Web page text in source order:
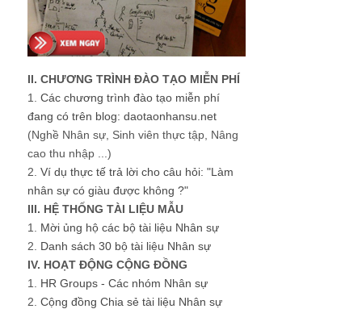
II. CHƯƠNG TRÌNH ĐÀO TẠO MIỄN PHÍ
1. Các chương trình đào tạo miễn phí
đang có trên blog: daotaonhansu.net
(Nghề Nhân sự, Sinh viên thực tập, Nâng
cao thu nhập ...)
2. Ví dụ thực tế trả lời cho câu hỏi: "Làm
nhân sự có giàu được không ?"
III. HỆ THỐNG TÀI LIỆU MẪU
1. Mời ủng hộ các bộ tài liệu Nhân sự
2. Danh sách 30 bộ tài liệu Nhân sự
IV. HOẠT ĐỘNG CỘNG ĐỒNG
1. HR Groups - Các nhóm Nhân sự
2. Cộng đồng Chia sẻ tài liệu Nhân sự